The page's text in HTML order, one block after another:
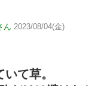
ん 2023/08/04(金)
て草。